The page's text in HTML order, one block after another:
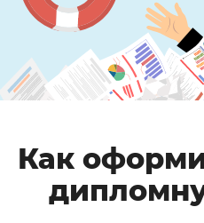
Как